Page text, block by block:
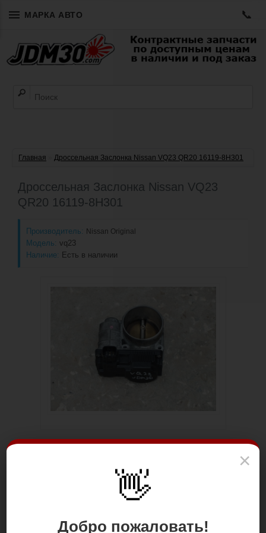
МАРКА АВТО 📞
×
👋
Добро пожаловать!
Главная Дроссельная Заслонка Nissan VQ23 QR20 16119-8H301
Дроссельная Заслонка Nissan VQ23
QR20 16119-8H301
Производитель: Nissan Original
Модель: vq23
Наличие: Есть в наличии